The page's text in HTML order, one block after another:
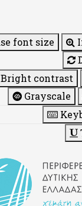
font size
contrast
Grayscale